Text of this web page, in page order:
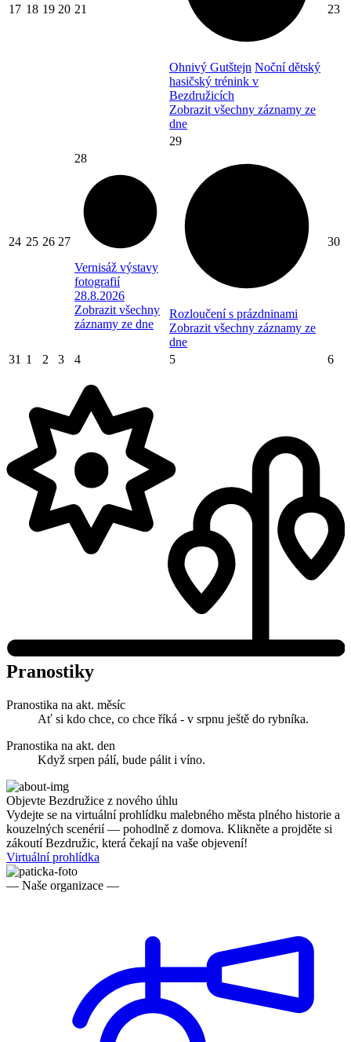
17 18 19 20 21
Ohnivý Gutštejn Noční dětský
hasičský trénink v
Bezdružicích
Zobrazit všechny záznamy ze
dne
23
24 25 26 27
28
Vernisáž výstavy
fotografií
28.8.2026
Zobrazit všechny
záznamy ze dne
29
Rozloučení s prázdninami
Zobrazit všechny záznamy ze
dne
30
31 1 2 3 4 5 6
Pranostiky
Pranostika na akt. měsíc
Ať si kdo chce, co chce říká - v srpnu ještě do rybníka.
Pranostika na akt. den
Když srpen pálí, bude pálit i víno.
Objevte Bezdružice z nového úhlu
Vydejte se na virtuální prohlídku malebného města plného historie a
kouzelných scenérií — pohodlně z domova. Klikněte a projděte si
zákoutí Bezdružic, která čekají na vaše objevení!
Virtuální prohlídka
— Naše organizace —